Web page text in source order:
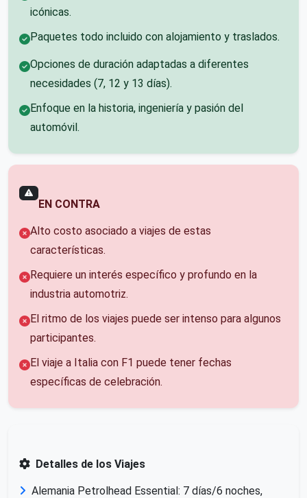
icónicas.
Paquetes todo incluido con alojamiento y traslados.
Opciones de duración adaptadas a diferentes
necesidades (7, 12 y 13 días).
Enfoque en la historia, ingeniería y pasión del
automóvil.
EN CONTRA
Alto costo asociado a viajes de estas
características.
Requiere un interés específico y profundo en la
industria automotriz.
El ritmo de los viajes puede ser intenso para algunos
participantes.
El viaje a Italia con F1 puede tener fechas
específicas de celebración.
Detalles de los Viajes
Alemania Petrolhead Essential: 7 días/6 noches,